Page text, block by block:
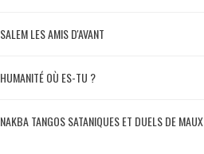
SALEM LES AMIS D'AVANT
HUMANITÉ OÙ ES-TU ?
NAKBA TANGOS SATANIQUES ET DUELS DE MAUX